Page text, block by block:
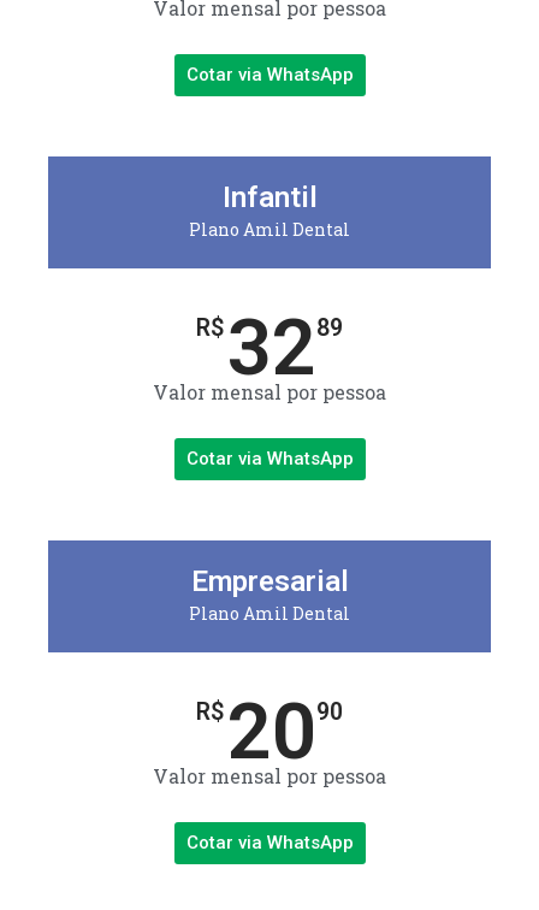
Valor mensal por pessoa
Cotar via WhatsApp
Infantil
Plano Amil Dental
R$ 3289
Valor mensal por pessoa
Cotar via WhatsApp
Empresarial
Plano Amil Dental
R$ 2090
Valor mensal por pessoa
Cotar via WhatsApp